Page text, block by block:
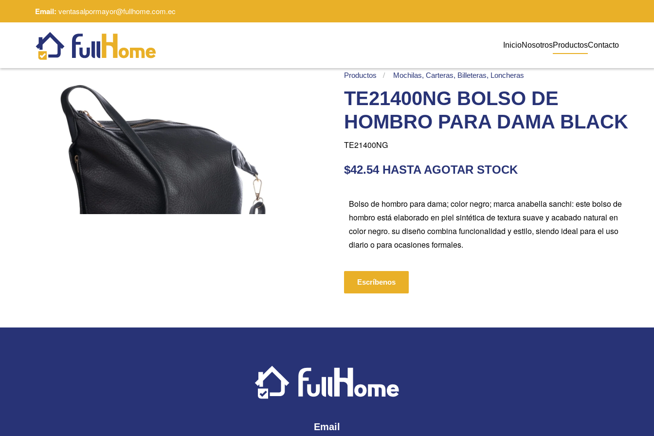
Email: ventasalpormayor@fullhome.com.ec
InicioNosotrosProductosContacto
Productos Mochilas, Carteras, Billeteras, Loncheras
TE21400NG BOLSO DE
HOMBRO PARA DAMA BLACK
TE21400NG
$42.54 HASTA AGOTAR STOCK
Bolso de hombro para dama; color negro; marca anabella sanchi: este bolso de
hombro está elaborado en piel sintética de textura suave y acabado natural en
color negro. su diseño combina funcionalidad y estilo, siendo ideal para el uso
diario o para ocasiones formales.
Escríbenos
Email